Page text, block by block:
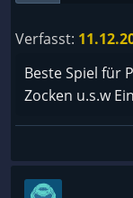
Verfasst:
Beste Spiel für
Zocken u.s.w